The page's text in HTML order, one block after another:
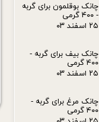
چانک بوقلمون برای گربه
- ۴۰۰ گرمی
۲۵ اسفند ۰۳
چانک بیف برای گربه -
۴۰۰ گرمی
۲۵ اسفند ۰۳
چانک مرغ برای گربه -
۴۰۰ گرمی